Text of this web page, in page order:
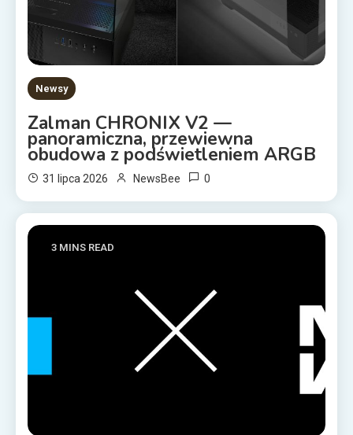
Newsy
Zalman CHRONIX V2 —
panoramiczna, przewiewna
obudowa z podświetleniem ARGB
31 lipca 2026 NewsBee 0
3 MINS READ